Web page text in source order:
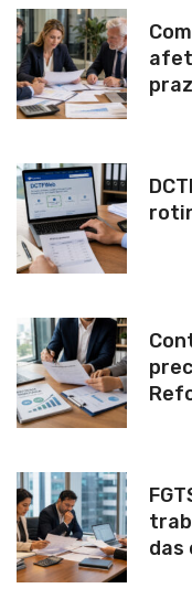
das